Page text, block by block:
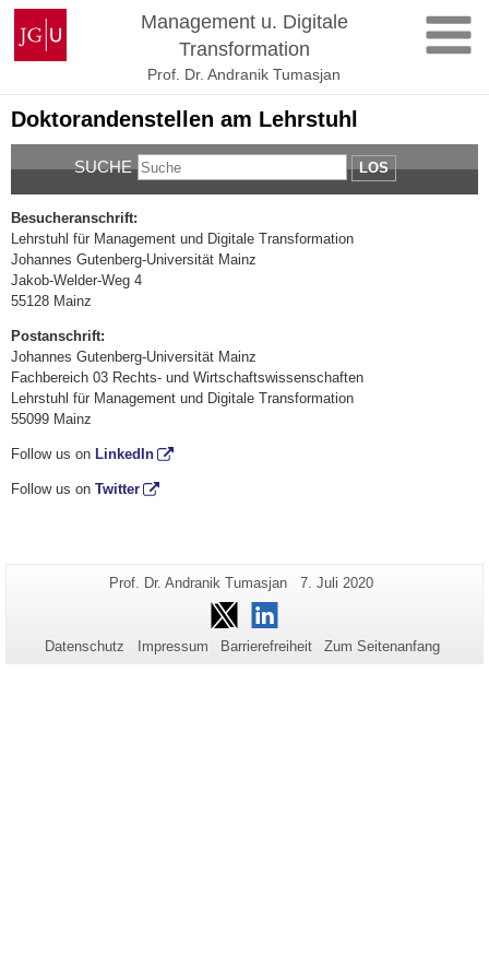
Zum
Inhalt
springen
Johannes
Gutenberg-
Universität
Management u. Digitale
Transformation
Prof. Dr. Andranik Tumasjan
Doktorandenstellen am Lehrstuhl
SUCHE LOS
Besucheranschrift:
Lehrstuhl für Management und Digitale Transformation
Johannes Gutenberg-Universität Mainz
Jakob-Welder-Weg 4
55128 Mainz
Postanschrift:
Johannes Gutenberg-Universität Mainz
Fachbereich 03 Rechts- und Wirtschaftswissenschaften
Lehrstuhl für Management und Digitale Transformation
55099 Mainz
Follow us on LinkedIn
Follow us on Twitter
Zusätzliche
Informationen
zu
dieser
Seiten-
Prof. Dr. Andranik Tumasjan
Letzte
7. Juli 2020
TwitterLinkedIn
Datenschutz Impressum Barrierefreiheit Zum Seitenanfang